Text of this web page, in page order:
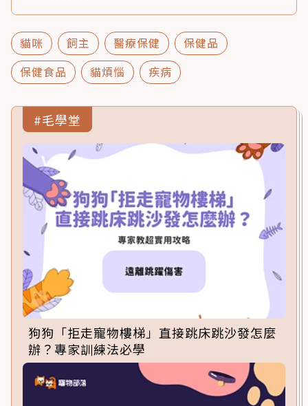
貓咪 飼主 醫療保健
保健品
保健食品
貓煩惱 疾病
#毛學堂
狗狗「拒走寵物樓梯」直接跳床跳沙發怎麼
辦？專家訓練法必學